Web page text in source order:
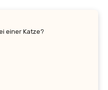
einer Katze?